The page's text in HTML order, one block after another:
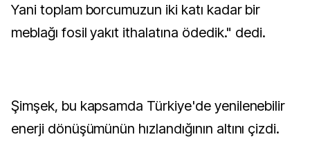
Yani toplam borcumuzun iki katı kadar bir
meblağı fosil yakıt ithalatına ödedik." dedi.
Şimşek, bu kapsamda Türkiye'de yenilenebilir
enerji dönüşümünün hızlandığının altını çizdi.